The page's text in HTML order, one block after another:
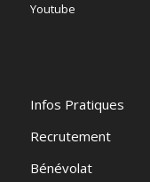
Youtube
Infos Pratiques
Recrutement
Bénévolat